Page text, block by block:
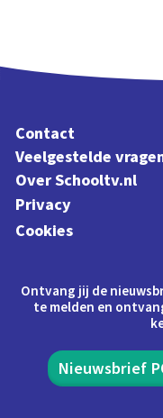
Contact
Veelgestelde
Over Schooltv.nl
Privacy
Cookies
Ontvang jij de
te melden en
Nieuwsbrief